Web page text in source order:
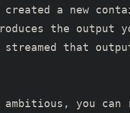
created a new
the output
streamed that
ambitious, you